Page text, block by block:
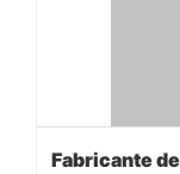
Fabricante